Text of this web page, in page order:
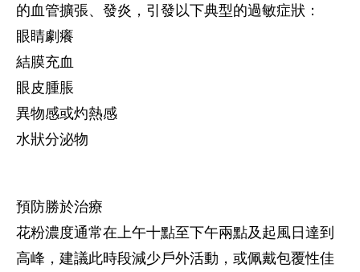
的血管擴張、發炎，引發以下典型的過敏症狀：
眼睛劇癢
結膜充血
眼皮腫脹
異物感或灼熱感
水狀分泌物
預防勝於治療
花粉濃度通常在上午十點至下午兩點及起風日達到
高峰，建議此時段減少戶外活動，或佩戴包覆性佳